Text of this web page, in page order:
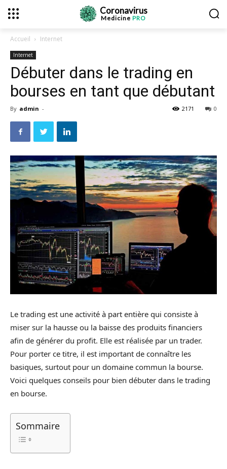
Coronavirus
MedicinePRO
Accueil Internet
Internet
Débuter dans le trading en
bourses en tant que débutant
By admin - 0
2171
Le trading est une activité à part entière qui consiste à
miser sur la hausse ou la baisse des produits financiers
afin de générer du profit. Elle est réalisée par un trader.
Pour porter ce titre, il est important de connaître les
basiques, surtout pour un domaine commun la bourse.
Voici quelques conseils pour bien débuter dans le trading
en bourse.
Sommaire